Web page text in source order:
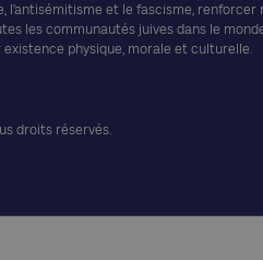
l’antisémitisme et le fascisme, renforcer
les communautés juives dans le
physique, morale et culturelle.
droits réservés.